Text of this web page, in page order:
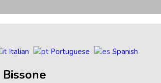
Italian Portuguese Spanish
Bissone